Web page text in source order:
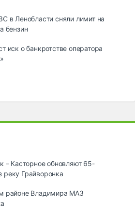
в Ленобласти сняли лимит на
бензин
иск о банкротстве оператора
– Касторное обновляют 65-
реку Грайворонка
районе Владимира МАЗ